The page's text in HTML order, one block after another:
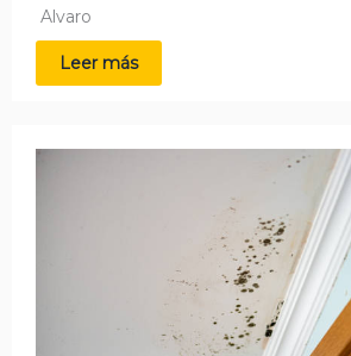
Alvaro
Leer más